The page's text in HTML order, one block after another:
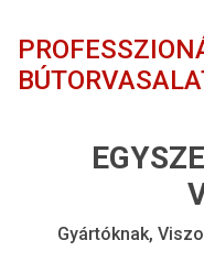
Gyártóknak,